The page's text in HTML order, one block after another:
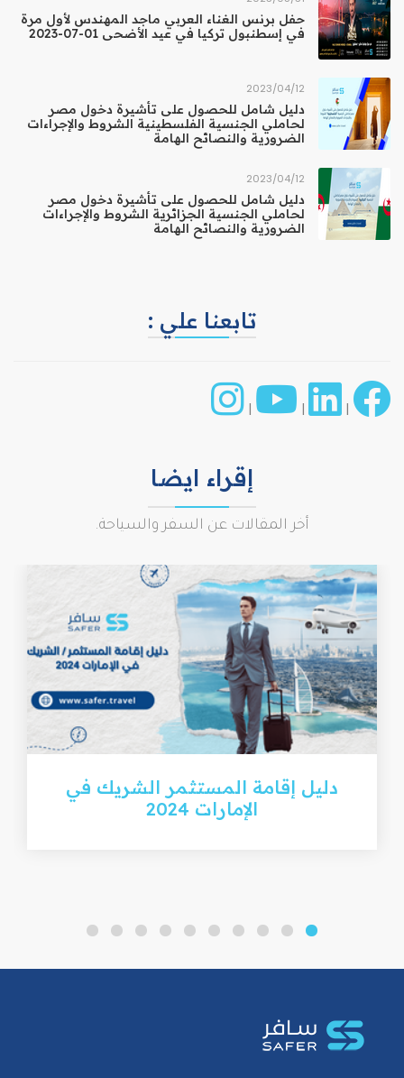
حفل برنس الغناء العربي ماجد المهندس لأول مرة
في إسطنبول تركيا في عيد الأضحى 01-07-2023
12‏/04‏/2023
دليل شامل للحصول على تأشيرة دخول مصر
لحاملي الجنسية الفلسطينية الشروط والإجراءات
الضرورية والنصائح الهامة
12‏/04‏/2023
دليل شامل للحصول على تأشيرة دخول مصر
لحاملي الجنسية الجزائرية الشروط والإجراءات
الضرورية والنصائح الهامة
تابعنا علي :
|
|
|
إقراء ايضا
أخر المقالات عن السفر والسياحة.
دليل إقامة المستثمر الشريك في
الإمارات 2024